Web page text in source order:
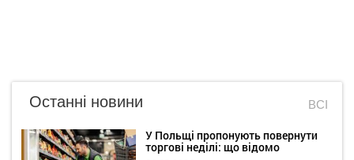
Останні новини ВСІ
У Польщі пропонують повернути
торгові неділі: що відомо